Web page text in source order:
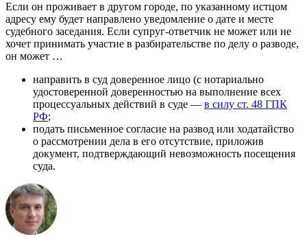
Если он проживает в другом городе, по указанному истцом
адресу ему будет направлено уведомление о дате и месте
судебного заседания. Если супруг-ответчик не может или не
хочет принимать участие в разбирательстве по делу о разводе,
он может …
направить в суд доверенное лицо (с нотариально
удостоверенной доверенностью на выполнение всех
процессуальных действий в суде — в силу ст. 48 ГПК
РФ;
подать письменное согласие на развод или ходатайство
о рассмотрении дела в его отсутствие, приложив
документ, подтверждающий невозможность посещения
суда.